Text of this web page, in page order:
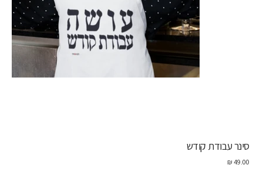
סינר עבודת קודש
מחיר